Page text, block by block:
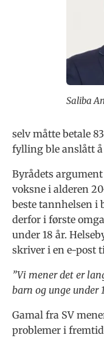
Saliba
selv måtte betale
fylling ble anslått
Byrådets
voksne i alderen
beste tannhelsen i
derfor i første
under 18 år.
skriver i en e-post
”Vi mener det er
barn og unge under
Gamal fra SV
problemer i